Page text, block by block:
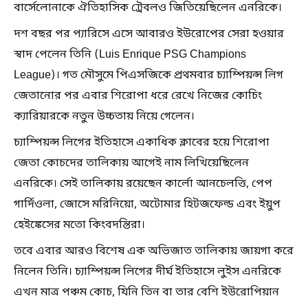
বার্সেলোনাকে ঐতিহাসিক ট্রেবলও জিতিয়েছিলেন এনরিকে।
দশ বছর পর প্যারিসে এসে আবারও ইউরোপের সেরা হওয়ার
স্বাদ পেলেন তিনি (Luis Enrique PSG Champions
League)। গত মৌসুমে পিএসজিকে প্রথমবার চ্যাম্পিয়ন্স লিগ
জেতানোর পর এবার শিরোপা ধরে রেখে নিজের কোচিং
ক্যারিয়ারকে নতুন উচ্চতায় নিয়ে গেলেন।
চ্যাম্পিয়ন্স লিগের ইতিহাসে একাধিক ক্লাবের হয়ে শিরোপা
জেতা কোচদের তালিকায় আগেই নাম লিখিয়েছিলেন
এনরিকে। সেই তালিকায় রয়েছেন কার্লো আনচেলত্তি, পেপ
গার্দিওলা, জোসে মরিনিয়ো, অটোমার হিটজফেল্ড এবং ইয়ুপ
হেইঙ্কেসের মতো কিংবদন্তিরা।
তবে এবার আরও বিশেষ এক অভিজাত তালিকায় জায়গা করে
নিলেন তিনি। চ্যাম্পিয়ন্স লিগের দীর্ঘ ইতিহাসে লুইস এনরিকে
এখন মাত্র পঞ্চম কোচ, যিনি তিন বা তার বেশি ইউরোপিয়ান